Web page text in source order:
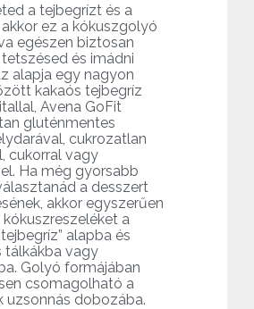
a tejbegrízt és a
ez a kókuszgolyó
egészen biztosan
és imádni
alapja egy nagyon
kakaós tejbegríz
Avena GoFit
gluténmentes
cukrozatlan
cukorral vagy
Ha még gyorsabb
a desszert
akkor egyszerűen
kókuszreszeléket a
alapba és
tálkákba vagy
Golyó formájában
csomagolható a
uzsonnás dobozába.